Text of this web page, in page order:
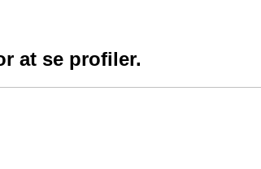
at se profiler.